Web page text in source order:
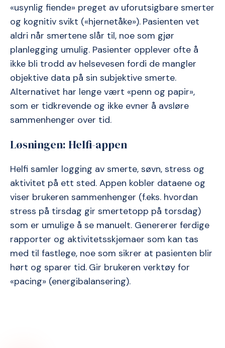
«usynlig fiende» preget av uforutsigbare smerter
og kognitiv svikt («hjernetåke»). Pasienten vet
aldri når smertene slår til, noe som gjør
planlegging umulig. Pasienter opplever ofte å
ikke bli trodd av helsevesen fordi de mangler
objektive data på sin subjektive smerte.
Alternativet har lenge vært «penn og papir»,
som er tidkrevende og ikke evner å avsløre
sammenhenger over tid.
Løsningen: Helfi-appen
Helfi samler logging av smerte, søvn, stress og
aktivitet på ett sted. Appen kobler dataene og
viser brukeren sammenhenger (f.eks. hvordan
stress på tirsdag gir smertetopp på torsdag)
som er umulige å se manuelt. Genererer ferdige
rapporter og aktivitetsskjemaer som kan tas
med til fastlege, noe som sikrer at pasienten blir
hørt og sparer tid. Gir brukeren verktøy for
«pacing» (energibalansering).